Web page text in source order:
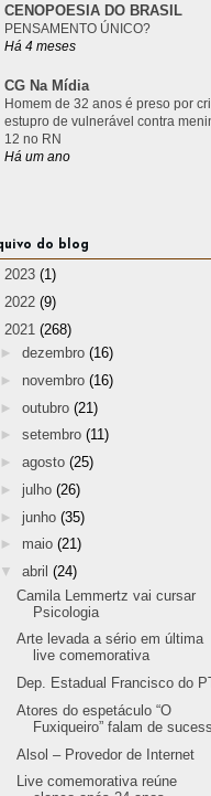
CENOPOESIA DO BRASIL
PENSAMENTO ÚNICO?
Há 4 meses
CG Na Mídia
Homem de 32 anos é preso por
estupro de vulnerável contra
12 no RN
Há um ano
do blog
2023 (1)
2022 (9)
2021 (268)
► dezembro (16)
► novembro (16)
► outubro (21)
► setembro (11)
► agosto (25)
► julho (26)
► junho (35)
► maio (21)
▼ abril (24)
Camila Lemmertz vai cursar
Psicologia
Arte levada a sério em última
live comemorativa
Dep. Estadual Francisco do
Atores do espetáculo “O
Fuxiqueiro” falam de
Alsol – Provedor de Internet
Live comemorativa reúne